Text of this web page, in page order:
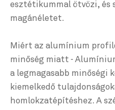
esztétikummal ötvözi, és
magánéletet.
Miért az alumínium
minőség miatt -
a legmagasabb minőségi
kiemelkedő
homlokzatépítéshez. A